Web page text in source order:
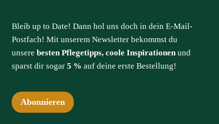
Bleib up to Date! Dann hol uns doch in dein E-Mail-
Postfach! Mit unserem Newsletter bekommst du
unsere besten Pflegetipps, coole Inspirationenund
sparst dir sogar 5 % auf deine erste Bestellung!
Abonnieren